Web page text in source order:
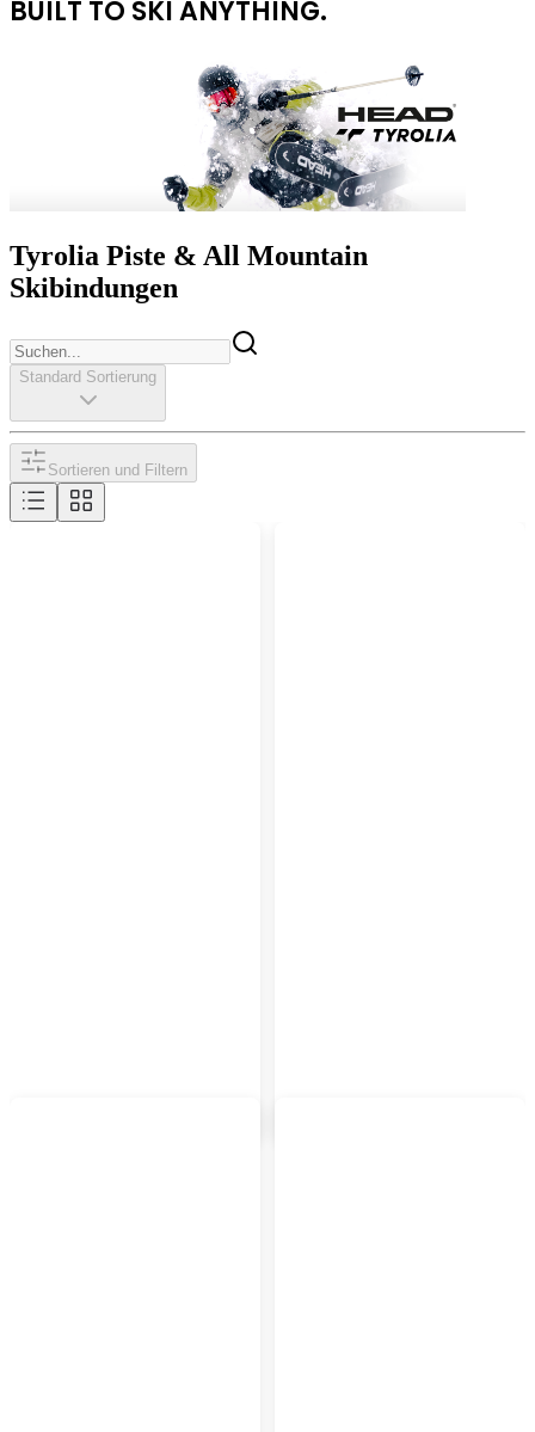
BUILT TO SKI ANYTHING.
Tyrolia Piste & All Mountain
Skibindungen
Standard Sortierung
Sortieren und Filtern